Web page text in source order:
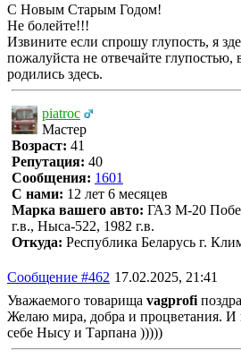
С Новым Старым Годом!
Не болейте!!!
Извините если спрошу глупость, я
пожалуйста не отвечайте глупостью,
родились здесь.
piatroc
Мастер
Возраст: 41
Репутация: 40
Сообщения: 1601
С нами: 12 лет 6 месяцев
Марка вашего авто: ГАЗ М-20
г.в., Ныса-522, 1982 г.в.
Откуда: Республика Беларусь г.
Сообщение #462 17.02.2025, 21:41
Уважаемого товарища vagprofi
Желаю мира, добра и процветания. И
себе Нысу и Тарпана )))))